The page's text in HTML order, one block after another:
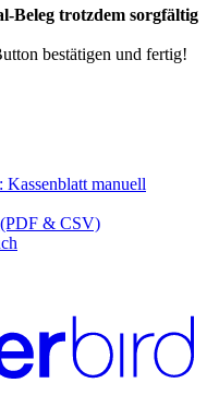
-Beleg trotzdem sorgfältig
bestätigen und fertig!
Kassenblatt manuell
(PDF & CSV)